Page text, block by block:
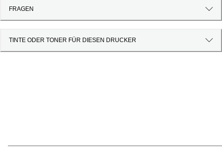
FRAGEN
TINTE ODER TONER FÜR DIESEN DRUCKER